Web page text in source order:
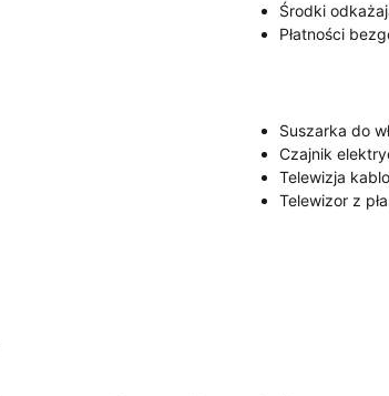
Środki
Płatności
Suszarka do
Czajnik
Telewizja
Telewizor z